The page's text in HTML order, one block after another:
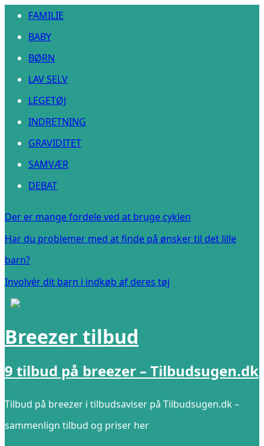
FAMILIE
BABY
BØRN
LAV SELV
LEGETØJ
INDRETNING
GRAVIDITET
SAMVÆR
DEBAT
Der er mange fordele ved at bruge cyklen
Har du problemer med at finde på ønsker til det lille
barn?
Involvér dit barn i indkøb af deres tøj
Breezer tilbud
9 tilbud på breezer – Tilbudsugen.dk
Tilbud på breezer i tilbudsaviser på Tilbudsugen.dk –
sammenlign tilbud og priser her